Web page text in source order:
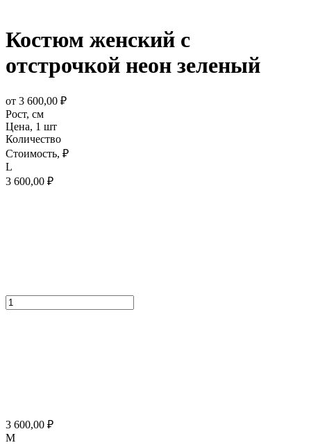
Костюм женский с
отстрочкой неон зеленый
от 3 600,00 ₽
Рост, см
Цена, 1 шт
Количество
Стоимость, ₽
L
3 600,00 ₽
3 600,00 ₽
M